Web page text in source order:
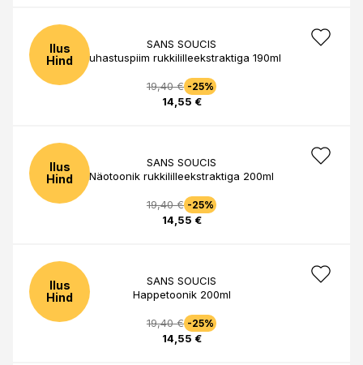
Ilus
Hind
SANS SOUCIS
Puhastuspiim rukkililleekstraktiga 190ml
19,40 € -25%
14,55 €
Ilus
Hind
SANS SOUCIS
Näotoonik rukkililleekstraktiga 200ml
19,40 € -25%
14,55 €
Ilus
Hind
SANS SOUCIS
Happetoonik 200ml
19,40 € -25%
14,55 €